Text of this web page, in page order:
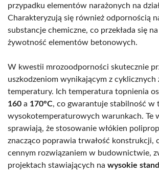
przypadku elementów narażonych na
Charakteryzują się również odpornością
substancje chemiczne, co przekłada się na
żywotność elementów betonowych.
W kwestii mrozoodporności skutecznie
uszkodzeniom wynikającym z cyklicznych
temperatury. Ich temperatura topnienia
160 a 170°C, co gwarantuje stabilność w
wysokotemperaturowych warunkach. Te
sprawiają, że stosowanie włókien
znacząco poprawia trwałość konstrukcji,
cennym rozwiązaniem w budownictwie,
projektach stawiających na wysokie